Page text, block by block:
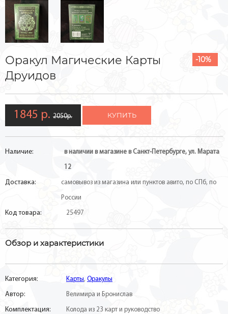
-10%
Оракул Магические Карты
Друидов
1845 р. 2050р. КУПИТЬ
Наличие: в наличии в магазине в Санкт-Петербурге, ул. Марата
12
Доставка: самовывоз из магазина или пунктов авито, по СПб, по
России
Код товара: 25497
Обзор и характеристики
Категория: Карты, Оракулы
Автор: Велимира и Бронислав
Комплектация: Колода из 23 карт и руководство